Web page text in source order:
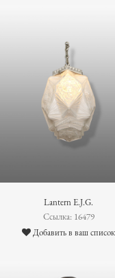
Lantern E.J.G.
Ссылка: 16479
Добавить в ваш список